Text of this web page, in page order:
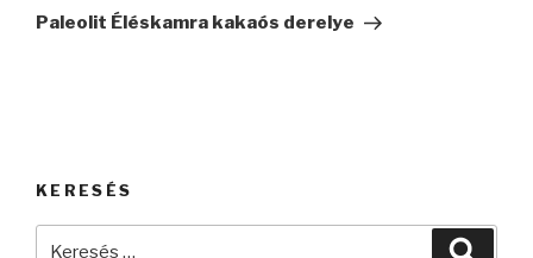
bejegyzés
Paleolit Éléskamra kakaós derelye
KERESÉS